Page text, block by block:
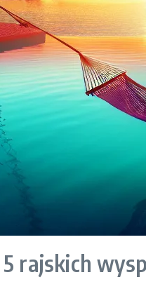
rajskich wysp